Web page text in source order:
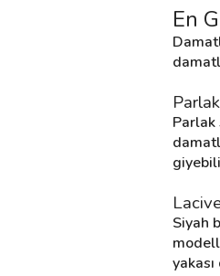
Müşteri Değerlendirmeleri
En
Parlak
Siyah